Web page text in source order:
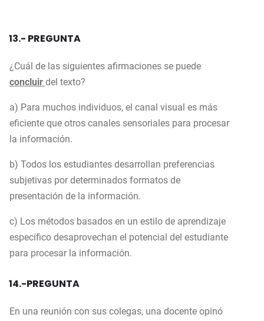
13.- PREGUNTA
¿Cuál de las siguientes afirmaciones se puede
concluir del texto?
a) Para muchos individuos, el canal visual es más
eficiente que otros canales sensoriales para procesar
la información.
b) Todos los estudiantes desarrollan preferencias
subjetivas por determinados formatos de
presentación de la información.
c) Los métodos basados en un estilo de aprendizaje
específico desaprovechan el potencial del estudiante
para procesar la información.
14.-PREGUNTA
En una reunión con sus colegas, una docente opinó